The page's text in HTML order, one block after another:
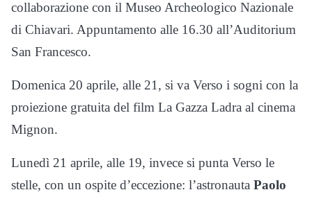
collaborazione con il Museo Archeologico Nazionale
di Chiavari. Appuntamento alle 16.30 all’Auditorium
San Francesco.
Domenica 20 aprile, alle 21, si va Verso i sogni con la
proiezione gratuita del film La Gazza Ladra al cinema
Mignon.
Lunedì 21 aprile, alle 19, invece si punta Verso le
stelle, con un ospite d’eccezione: l’astronauta Paolo